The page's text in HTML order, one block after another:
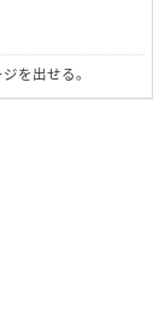
を出せる。